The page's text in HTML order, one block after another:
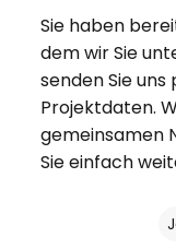
Sie haben
dem wir Sie
senden Sie
Projektdaten.
gemeinsamen
Sie einfach